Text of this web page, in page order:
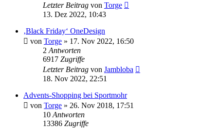
Letzter Beitrag von Torge
13. Dez 2022, 10:43
‚Black Friday‘ OneDesign
von Torge » 17. Nov 2022, 16:50
2 Antworten
6917 Zugriffe
Letzter Beitrag von Jambloba
18. Nov 2022, 22:51
Advents-Shopping bei Sportmohr
von Torge » 26. Nov 2018, 17:51
10 Antworten
13386 Zugriffe